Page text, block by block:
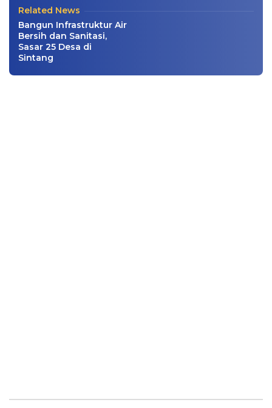
Related News
Bangun Infrastruktur Air
Bersih dan Sanitasi,
Sasar 25 Desa di
Sintang